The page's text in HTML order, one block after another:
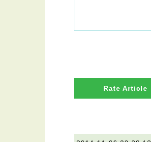
Rate Article